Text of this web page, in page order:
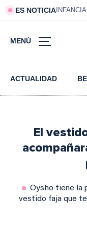
ES NOTICIA
MENÚ
ACTUALIDAD
El
Oysho tiene la
vestido faja que te